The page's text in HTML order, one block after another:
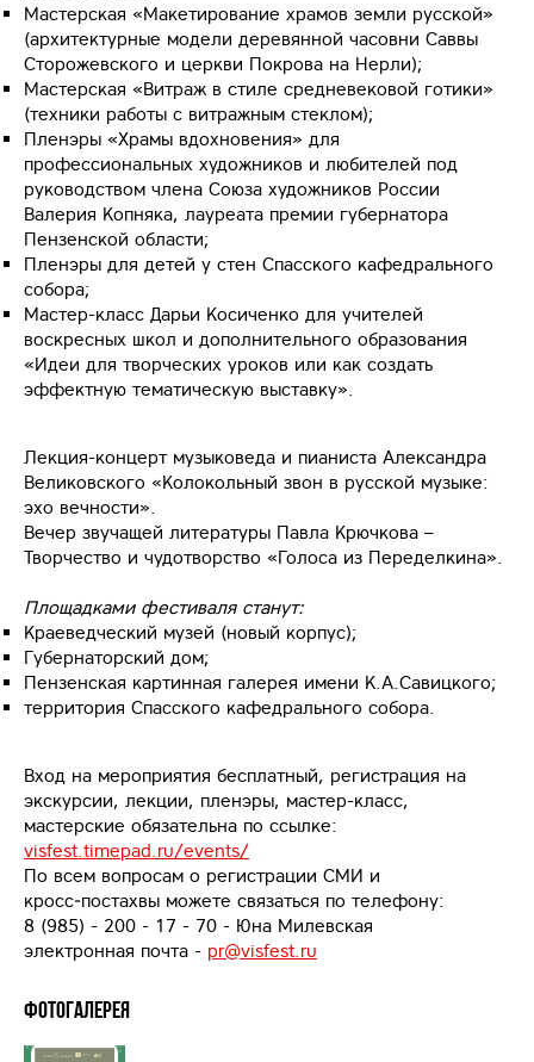
Мастерская «Макетирование храмов земли русской»
(архитектурные модели деревянной часовни Саввы
Сторожевского и церкви Покрова на Нерли);
Мастерская «Витраж в стиле средневековой готики»
(техники работы с витражным стеклом);
Пленэры «Храмы вдохновения» для
профессиональных художников и любителей под
руководством члена Союза художников России
Валерия Копняка, лауреата премии губернатора
Пензенской области;
Пленэры для детей у стен Спасского кафедрального
собора;
Мастер-класс Дарьи Косиченко для учителей
воскресных школ и дополнительного образования
«Идеи для творческих уроков или как создать
эффектную тематическую выставку».
Лекция-концерт музыковеда и пианиста Александра
Великовского «Колокольный звон в русской музыке:
эхо вечности».
Вечер звучащей литературы Павла Крючкова –
Творчество и чудотворство «Голоса из Переделкина».
Площадками фестиваля станут:
Краеведческий музей (новый корпус);
Губернаторский дом;
Пензенская картинная галерея имени К.А.Савицкого;
территория Спасского кафедрального собора.
Вход на мероприятия бесплатный, регистрация на
экскурсии, лекции, пленэры, мастер-класс,
мастерские обязательна по ссылке:
visfest.timepad.ru/events/
По всем вопросам о регистрации СМИ и
кросс‑постахвы можете связаться по телефону:
8 (985) - 200 - 17 - 70 - Юна Милевская
электронная почта - pr@visfest.ru
Фотогалерея